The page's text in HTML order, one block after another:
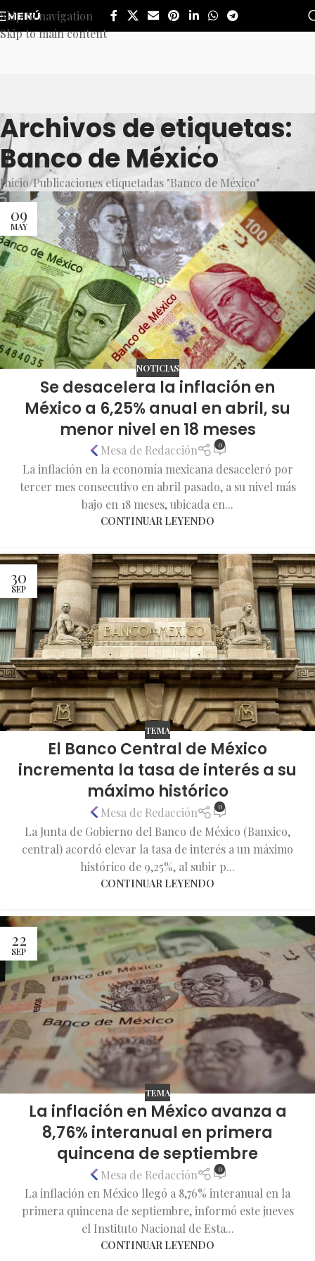
Skip to navigation
Skip to main content
MENÚ
Archivos de etiquetas:
Banco de México
Inicio Publicaciones etiquetadas "Banco de México"
09
MAY
NOTICIAS
Se desacelera la inflación en
México a 6,25% anual en abril, su
menor nivel en 18 meses
Mesa de Redacción 0
La inflación en la economía mexicana desaceleró por
tercer mes consecutivo en abril pasado, a su nivel más
bajo en 18 meses, ubicada en...
CONTINUAR LEYENDO
30
SEP
TEMA
El Banco Central de México
incrementa la tasa de interés a su
máximo histórico
Mesa de Redacción 0
La Junta de Gobierno del Banco de México (Banxico,
central) acordó elevar la tasa de interés a un máximo
histórico de 9,25%, al subir p...
CONTINUAR LEYENDO
22
SEP
TEMA
La inflación en México avanza a
8,76% interanual en primera
quincena de septiembre
Mesa de Redacción 0
La inflación en México llegó a 8,76% interanual en la
primera quincena de septiembre, informó este jueves
el Instituto Nacional de Esta...
CONTINUAR LEYENDO